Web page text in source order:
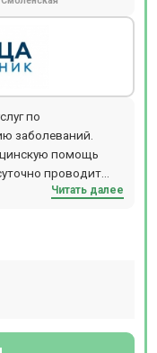
по
заболеваний.
помощь
проводит
м. Смоленская
Читать далее